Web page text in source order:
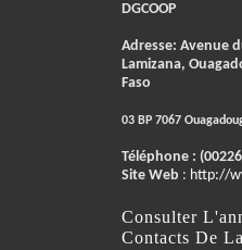
DGCOOP
Adresse: Avenue
Lamizana,
Faso
03 BP 7067
Téléphone :
Site Web : http://
Consulter
Contacts De